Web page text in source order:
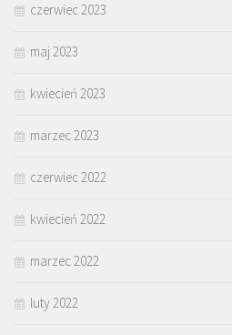
czerwiec 2023
maj 2023
kwiecień 2023
marzec 2023
czerwiec 2022
kwiecień 2022
marzec 2022
luty 2022